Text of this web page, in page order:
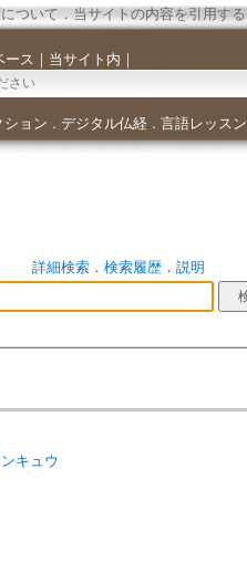
ついて．当サイトの内容を引用する
ース ｜ 当サイト内 ｜
ション ． デジタル仏経． 言語レッスン
詳細検索． 検索履歴． 説明
キュウ